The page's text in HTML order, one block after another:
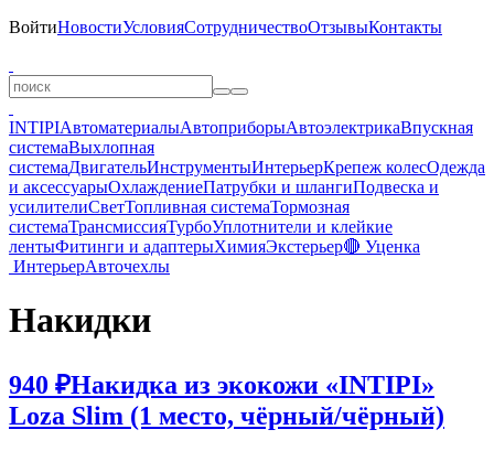
ВойтиНовостиУсловияСотрудничествоОтзывыКонтакты
INTIPIАвтоматериалыАвтоприборыАвтоэлектрикаВпускная
системаВыхлопная
системаДвигательИнструментыИнтерьерКрепеж колесОдежда
и аксессуарыОхлаждениеПатрубки и шлангиПодвеска и
усилителиСветТопливная системаТормозная
системаТрансмиссияТурбоУплотнители и клейкие
лентыФитинги и адаптерыХимияЭкстерьер🔴 Уценка
ИнтерьерАвточехлы
Накидки
940 ₽Накидка из экокожи «INTIPI»
Loza Slim (1 место, чёрный/чёрный)